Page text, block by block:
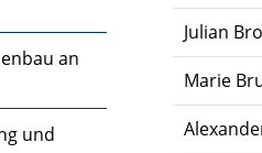
Julian
Marie
an
und